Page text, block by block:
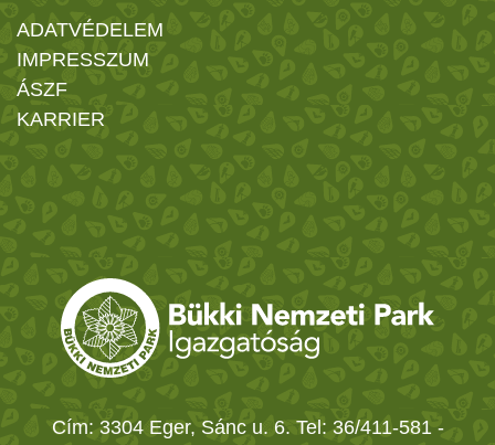
ADATVÉDELEM
IMPRESSZUM
ÁSZF
KARRIER
Cím: 3304 Eger, Sánc u. 6. Tel: 36/411-581 -